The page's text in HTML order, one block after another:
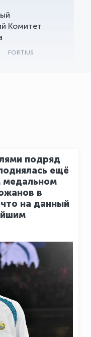
Комитет
FORTIUS
подряд
ещё
в
на данный